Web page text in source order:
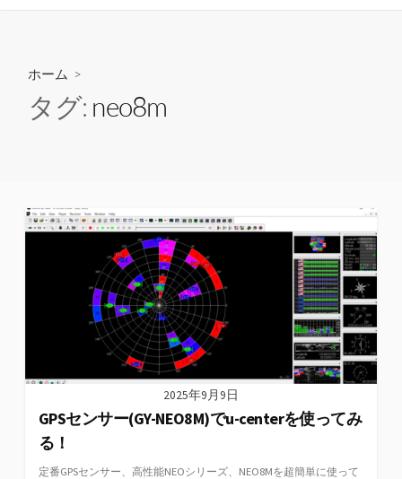
ホーム >
タグ: neo8m
2025年9月9日
GPSセンサー(GY-NEO8M)でu-centerを使ってみ
る！
定番GPSセンサー、高性能NEOシリーズ、NEO8Mを超簡単に使って